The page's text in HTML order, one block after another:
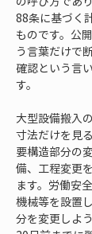
88条に基づく
ものです。公
う言葉だけで
確認という言
す。
大型設備搬入
寸法だけを見
要構造部分の
備、工程変更
ます。労働安
機械等を設置
分を変更しよ